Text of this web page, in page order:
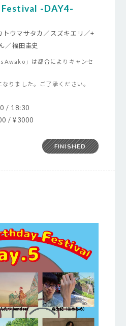
-DAY4-
ウマサタカ／スズキエリ／+
／福田圭史
」は都合によりキャンセ
りました。ご了承ください。
/ 18:30
/ ¥3000
FINISHED